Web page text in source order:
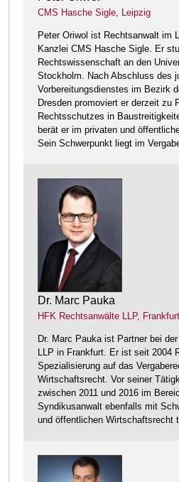
CMS Hasche Sigle, Leipzig
Peter Oriwol ist Rechtsanwalt im
Kanzlei CMS Hasche Sigle. Er
Rechtswissenschaft an den
Stockholm. Nach Abschluss des
Vorbereitungsdienstes im Bezirk
Dresden promoviert er derzeit zu
Rechtsschutzes in
berät er im privaten und
Sein Schwerpunkt liegt im
Dr. Marc Pauka
HFK Rechtsanwälte LLP,
Dr. Marc Pauka ist Partner bei
LLP in Frankfurt. Er ist seit 2004
Spezialisierung auf das
Wirtschaftsrecht. Vor seiner
zwischen 2011 und 2016 im
Syndikusanwalt ebenfalls mit
und öffentlichen Wirtschaftsrecht